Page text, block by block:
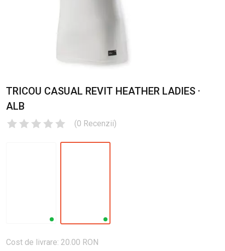
TRICOU CASUAL REVIT HEATHER LADIES ·
ALB
(0 Recenzii)
Cost de livrare: 20.00 RON